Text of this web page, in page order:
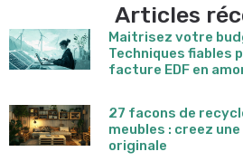
Articles
Maitrisez votre
Techniques fiables
facture EDF en
27 facons de
meubles : creez
originale